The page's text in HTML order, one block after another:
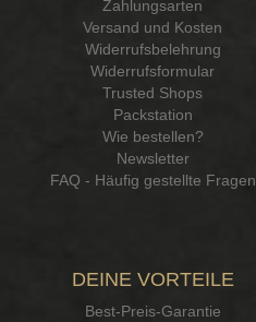
Zahlungsarten
Versand und Kosten
Widerrufsbelehrung
Widerrufsformular
Trusted Shops
Packstation
Wie bestellen?
Newsletter
FAQ - Häufig gestellte Fragen
DEINE VORTEILE
Best-Preis-Garantie